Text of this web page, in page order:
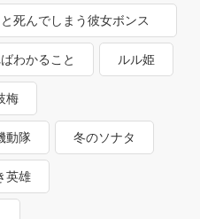
死んでしまう彼女ボンス
わかること ルル姫
梅
動隊 冬のソナタ
英雄